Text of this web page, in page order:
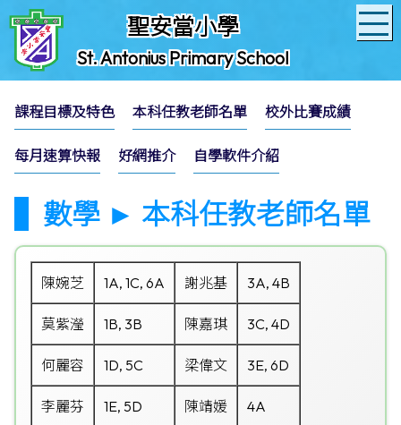
聖安當小學
St. Antonius Primary School
課程目標及特色 本科任教老師名單 校外比賽成績
每月速算快報 好網推介 自學軟件介紹
數學 ► 本科任教老師名單
陳婉芝 1A, 1C, 6A 謝兆基 3A, 4B
莫紫瀅 1B, 3B 陳嘉琪 3C, 4D
何麗容 1D, 5C 梁偉文 3E, 6D
李麗芬 1E, 5D 陳靖媛 4A